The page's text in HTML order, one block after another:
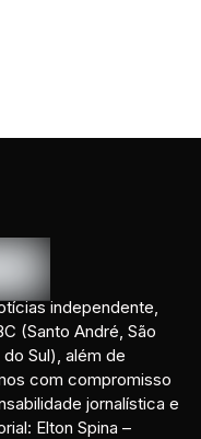
independente,
(Santo André, São
Sul), além de
com compromisso
jornalística e
Elton Spina –